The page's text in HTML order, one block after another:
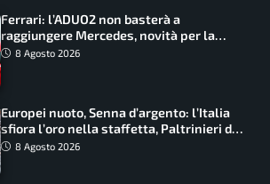
Ferrari: l’ADUO2 non basterà a
raggiungere Mercedes, novità per la
Macarena
8 Agosto 2026
Europei nuoto, Senna d’argento: l’Italia
sfiora l’oro nella staffetta, Paltrinieri da
urlo, il bilancio azzurro
8 Agosto 2026